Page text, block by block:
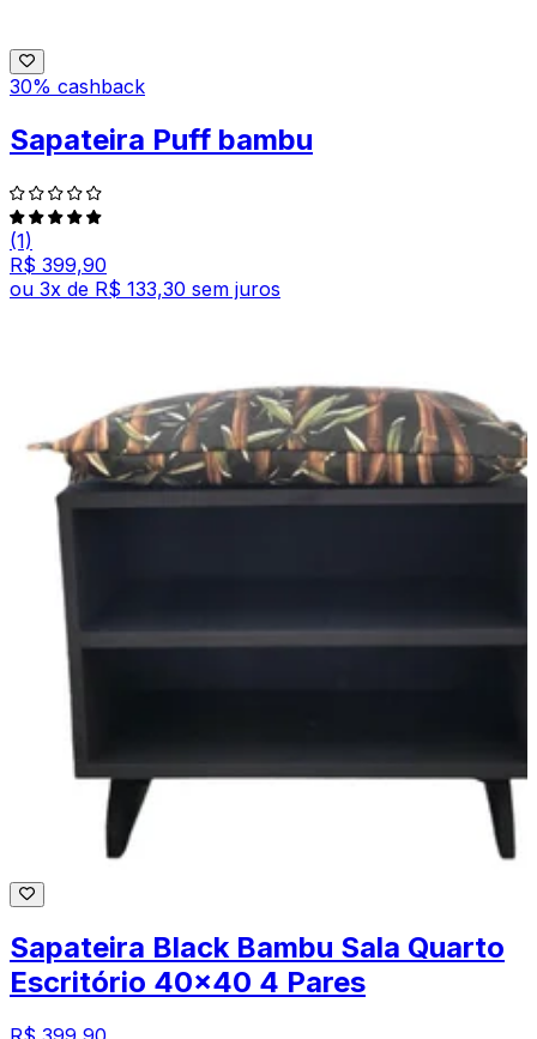
30% cashback
Sapateira Puff bambu
(1)
R$ 399,90
ou 3x de R$ 133,30 sem juros
Sapateira Black Bambu Sala Quarto
Escritório 40x40 4 Pares